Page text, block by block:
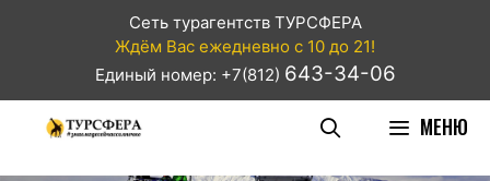
Сеть турагентств ТУРСФЕРА
Ждём Вас ежедневно с 10 до 21!
Единый номер: +7(812) 643-34-06
МЕНЮ